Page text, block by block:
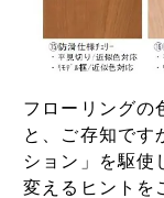
フローリングの
と、ご存知です
ション」を駆使
変えるヒントを